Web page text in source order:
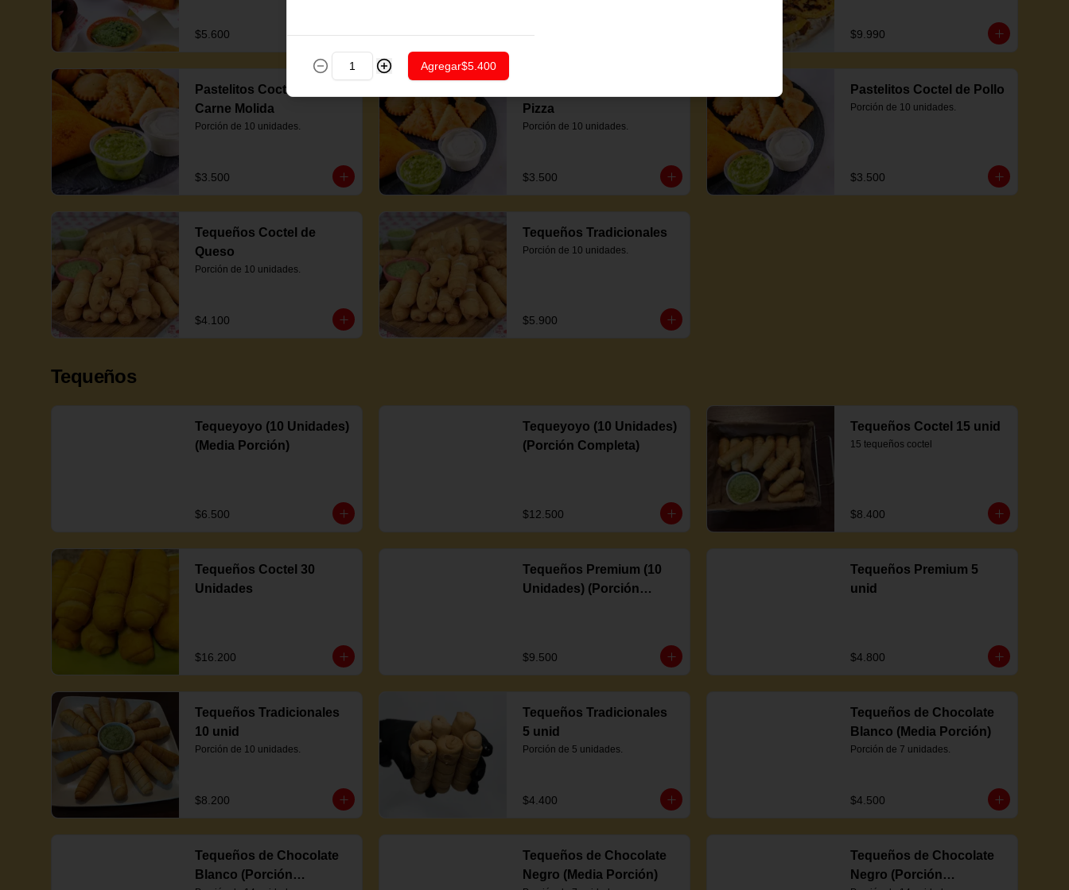
$5.600 $5.000 $9.990
Pastelitos Coctel de
Carne Molida
Porción de 10 unidades.
$3.500
Pizza
Porción de 10 unidades.
$3.500
Pastelitos Coctel de Pollo
Porción de 10 unidades.
$3.500
Tequeños Coctel de
Queso
Porción de 10 unidades.
$4.100
Tequeños Tradicionales
Porción de 10 unidades.
$5.900
Tequeños
Tequeyoyo (10 Unidades)
(Media Porción)
$6.500
Tequeyoyo (10 Unidades)
(Porción Completa)
$12.500
Tequeños Coctel 15 unid
15 tequeños coctel
$8.400
Tequeños Coctel 30
Unidades
$16.200
Tequeños Premium (10
Unidades) (Porción
$9.500
Tequeños Premium 5
unid
$4.800
Tequeños Tradicionales
10 unid
Porción de 10 unidades.
$8.200
Tequeños Tradicionales
5 unid
Porción de 5 unidades.
$4.400
Tequeños de Chocolate
Blanco (Media Porción)
Porción de 7 unidades.
$4.500
Tequeños de Chocolate
Blanco (Porción
Tequeños de Chocolate
Negro (Media Porción)
Tequeños de Chocolate
Negro (Porción
Agregar$5.400